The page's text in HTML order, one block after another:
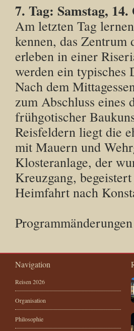
7. Tag: Samstag,
Am letzten Tag
kennen, das Zentrum
erleben in einer
werden ein typisches
Nach dem
zum Abschluss eines
frühgotischer
Reisfeldern liegt die
mit Mauern und
Klosteranlage, der
Kreuzgang,
Heimfahrt nach
Navigation
Reisen 2026
Organisation
Philosophie